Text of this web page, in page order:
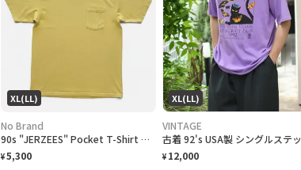
XL(LL)
No Brand
90s "JERZEES" Pocket T-Shirt ジャージーズ 無地ポケット Tシャツ [XL]
¥5,300
XL(LL)
VINTAGE
¥ 12,000